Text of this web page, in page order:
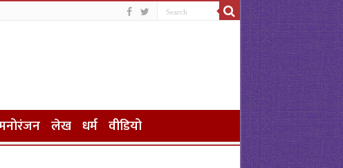
लेख धर्म वीडियो